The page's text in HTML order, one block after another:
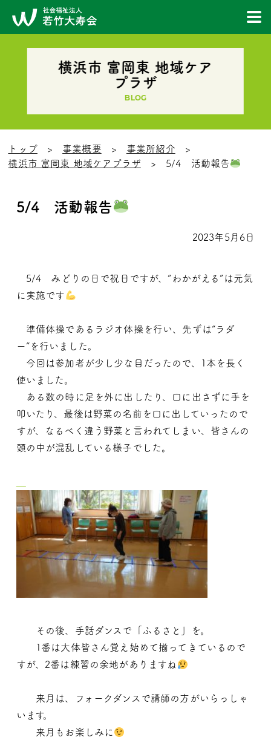
横浜市 富岡東 地域ケア
プラザ
BLOG
トップ 事業概要
事業所紹介
横浜市 富岡東 地域ケアプラザ
5/4 活動報告
5/4 活動報告
2023年5月6日
5/4 みどりの日で祝日ですが、“わかがえる”は元気
に実施です
準備体操であるラジオ体操を行い、先ずは“ラダ
ー”を行いました。
今回は参加者が少し少な目だったので、1本を長く
使いました。
ある数の時に足を外に出したり、口に出さずに手を
叩いたり、最後は野菜の名前を口に出していったので
すが、なるべく違う野菜と言われてしまい、皆さんの
頭の中が混乱している様子でした。
その後、手話ダンスで「ふるさと」を。
1番は大体皆さん覚え始めて揃ってきているので
すが、2番は練習の余地がありますね
来月は、フォークダンスで講師の方がいらっしゃ
います。
来月もお楽しみに